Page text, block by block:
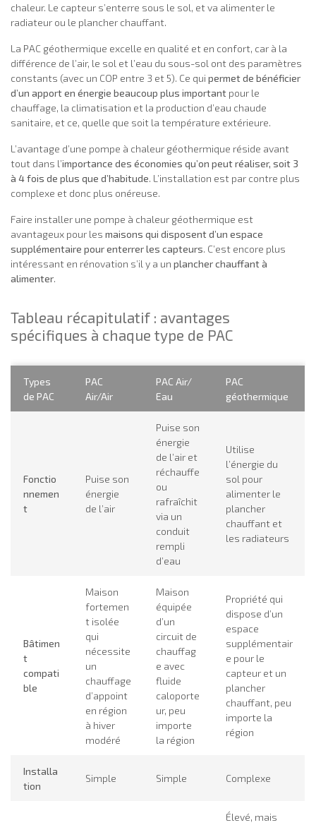
chaleur. Le capteur s’enterre sous le sol, et va alimenter le
radiateur ou le plancher chauffant.
La PAC géothermique excelle en qualité et en confort, car à la
différence de l’air, le sol et l’eau du sous-sol ont des paramètres
constants (avec un COP entre 3 et 5). Ce qui permet de bénéficier
d’un apport en énergie beaucoup plus important pour le
chauffage, la climatisation et la production d’eau chaude
sanitaire, et ce, quelle que soit la température extérieure.
L’avantage d’une pompe à chaleur géothermique réside avant
tout dans l’importance des économies qu’on peut réaliser, soit 3
à 4 fois de plus que d’habitude. L’installation est par contre plus
complexe et donc plus onéreuse.
Faire installer une pompe à chaleur géothermique est
avantageux pour les maisons qui disposent d’un espace
supplémentaire pour enterrer les capteurs. C’est encore plus
intéressant en rénovation s’il y a un plancher chauffant à
alimenter.
Tableau récapitulatif : avantages
spécifiques à chaque type de PAC
Types
de PAC
PAC
Air/Air
PAC Air/
Eau
PAC
géothermique
Fonctio
nnemen
t
Puise son
énergie
de l’air
Puise son
énergie
de l’air et
réchauffe
ou
rafraîchit
via un
conduit
rempli
d’eau
Utilise
l’énergie du
sol pour
alimenter le
plancher
chauffant et
les radiateurs
Bâtimen
t
compati
ble
Maison
fortemen
t isolée
qui
nécessite
un
chauffage
d’appoint
en région
à hiver
modéré
Maison
équipée
d’un
circuit de
chauffag
e avec
fluide
caloporte
ur, peu
importe
la région
Propriété qui
dispose d’un
espace
supplémentair
e pour le
capteur et un
plancher
chauffant, peu
importe la
région
Installa
tion
Simple Simple Complexe
Élevé, mais